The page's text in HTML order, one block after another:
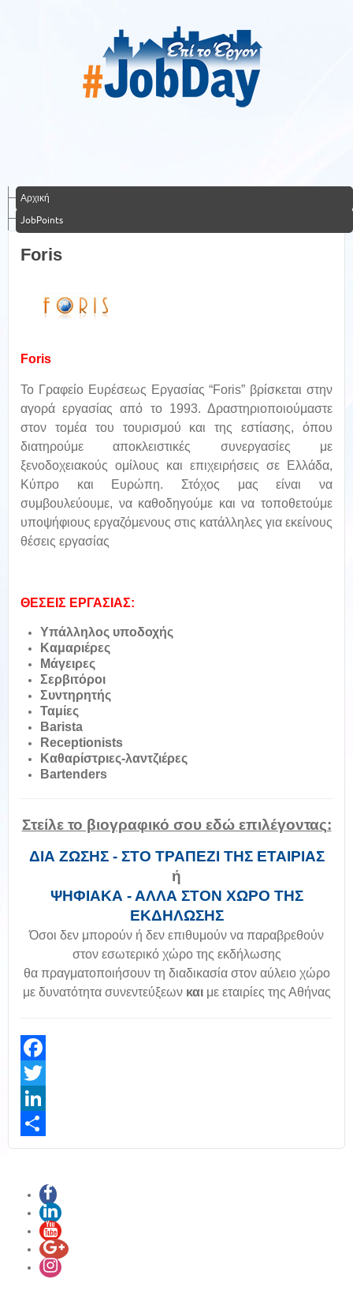
Αρχική
JobPoints
Foris
Foris
Το Γραφείο Ευρέσεως Εργασίας “Foris” βρίσκεται στην
αγορά εργασίας από το 1993. Δραστηριοποιούμαστε
στον τομέα του τουρισμού και της εστίασης, όπου
διατηρούμε αποκλειστικές συνεργασίες με
ξενοδοχειακούς ομίλους και επιχειρήσεις σε Ελλάδα,
Κύπρο και Ευρώπη. Στόχος μας είναι να
συμβουλεύουμε, να καθοδηγούμε και να τοποθετούμε
υποψήφιους εργαζόμενους στις κατάλληλες για εκείνους
θέσεις εργασίας
ΘΕΣΕΙΣ ΕΡΓΑΣΙΑΣ:
Υπάλληλος υποδοχής
Καμαριέρες
Μάγειρες
Σερβιτόροι
Συντηρητής
Ταμίες
Barista
Receptionists
Καθαρίστριες-λαντζιέρες
Bartenders
Στείλε το βιογραφικό σου εδώ επιλέγοντας:
ΔΙΑ ΖΩΣΗΣ - ΣΤΟ ΤΡΑΠΕΖΙ ΤΗΣ ΕΤΑΙΡΙΑΣ
ή
ΨΗΦΙΑΚΑ - ΑΛΛΑ ΣΤΟΝ ΧΩΡΟ ΤΗΣ
ΕΚΔΗΛΩΣΗΣ
Όσοι δεν μπορούν ή δεν επιθυμούν να παραβρεθούν
στον εσωτερικό χώρο της εκδήλωσης
θα πραγματοποιήσουν τη διαδικασία στον αύλειο χώρο
με δυνατότητα συνεντεύξεων καιμε εταιρίες της Αθήνας
Facebook
Twitter
LinkedIn
Share